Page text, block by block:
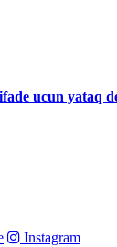
ucun yataq
Instagram